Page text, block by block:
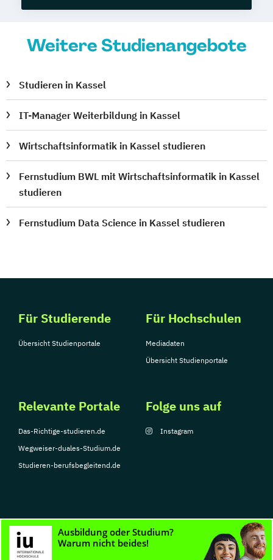
Weitere Studienangebote
Studieren in Kassel
IT-Manager Weiterbildung in Kassel
Wirtschaftsinformatik in Kassel studieren
Fernstudium BWL mit Wirtschaftsinformatik in Kassel
studieren
Fernstudium Data Science in Kassel studieren
Für Studierende
Übersicht Studienportale
Für Hochschulen
Mediadaten
Übersicht Studienportale
Relevante Portale
Das-Richtige-studieren.de
Wegweiser-duales-Studium.de
Studieren-berufsbegleitend.de
Folge uns auf
Instagram
© Copyright 2026, TarGroup Media GmbH